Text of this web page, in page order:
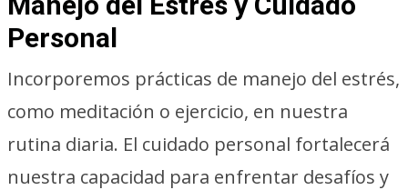
Personal
Incorporemos prácticas de manejo del estrés,
como meditación o ejercicio, en nuestra
rutina diaria. El cuidado personal fortalecerá
nuestra capacidad para enfrentar desafíos y